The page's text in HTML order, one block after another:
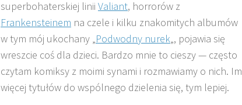
superbohaterskiej linii Valiant, horrorów z
Frankensteinem na czele i kilku znakomitych albumów
w tym mój ukochany „Podwodny nurek„, pojawia się
wreszcie coś dla dzieci. Bardzo mnie to cieszy — często
czytam komiksy z moimi synami i rozmawiamy o nich. Im
więcej tytułów do wspólnego dzielenia się, tym lepiej.